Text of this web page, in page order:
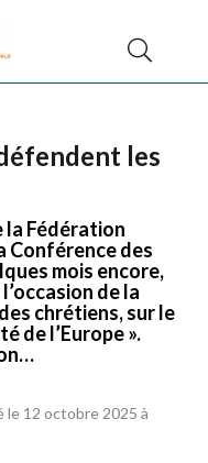
les
la Fédération
Conférence des
mois encore,
de la
chrétiens, sur le
de l’Europe ».
le 12 octobre 2025 à